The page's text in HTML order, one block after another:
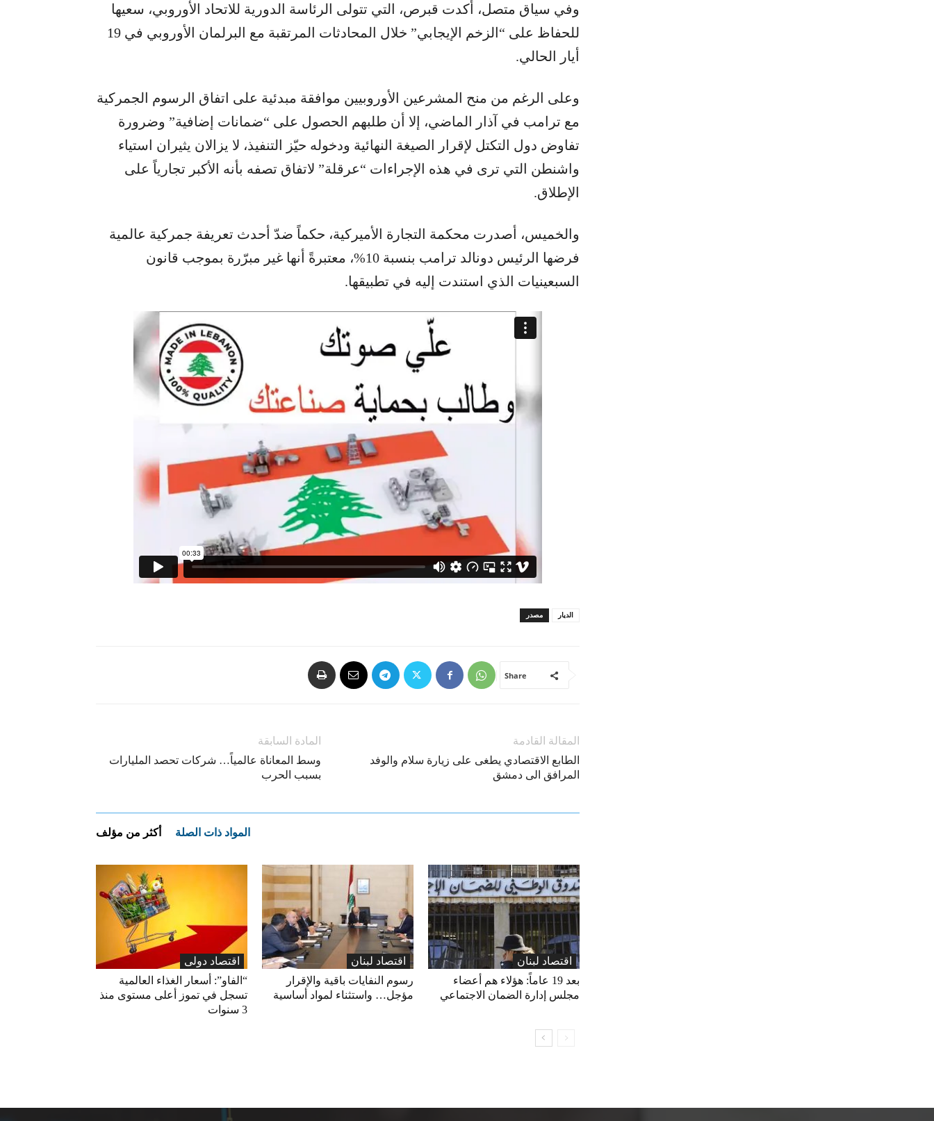
وفي سياق متصل، أكدت قبرص، التي تتولى الرئاسة الدورية للاتحاد الأوروبي، سعيها
للحفاظ على “الزخم الإيجابي” خلال المحادثات المرتقبة مع البرلمان الأوروبي في 19
أيار الحالي.
وعلى الرغم من منح المشرعين الأوروبيين موافقة مبدئية على اتفاق الرسوم الجمركية
مع ترامب في آذار الماضي، إلا أن طلبهم الحصول على “ضمانات إضافية” وضرورة
تفاوض دول التكتل لإقرار الصيغة النهائية ودخوله حيّز التنفيذ، لا يزالان يثيران استياء
واشنطن التي ترى في هذه الإجراءات “عرقلة” لاتفاق تصفه بأنه الأكبر تجارياً على
الإطلاق.
والخميس، أصدرت محكمة التجارة الأميركية، حكماً ضدّ أحدث تعريفة جمركية عالمية
فرضها الرئيس دونالد ترامب بنسبة 10%، معتبرةً أنها غير مبرّرة بموجب قانون
السبعينيات الذي استندت إليه في تطبيقها.
مصدر الديار
Share
المادة السابقة
وسط المعاناة عالمياً… شركات تحصد المليارات
بسبب الحرب
المقالة القادمة
الطابع الاقتصادي يطغى على زيارة سلام والوفد
المرافق الى دمشق
المواد ذات الصلة أكثر من مؤلف
اقتصاد دولی
“الفاو”: أسعار الغذاء العالمية
تسجل في تموز أعلى مستوى منذ
3 سنوات
اقتصاد لبنان
رسوم النفايات باقية والإقرار
مؤجل… واستثناء لمواد أساسية
اقتصاد لبنان
بعد 19 عاماً: هؤلاء هم أعضاء
مجلس إدارة الضمان الاجتماعي